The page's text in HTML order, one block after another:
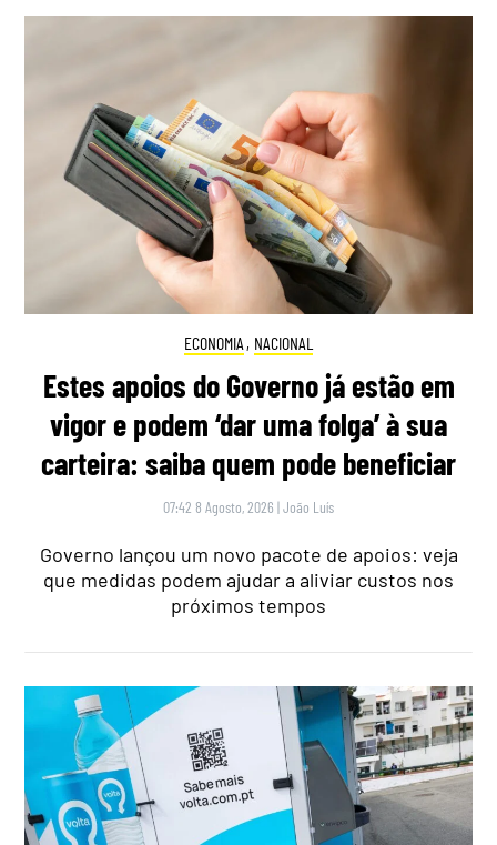
ECONOMIA , NACIONAL
Estes apoios do Governo já estão em
vigor e podem ‘dar uma folga’ à sua
carteira: saiba quem pode beneficiar
07:42 8 Agosto, 2026 |João Luís
Governo lançou um novo pacote de apoios: veja
que medidas podem ajudar a aliviar custos nos
próximos tempos